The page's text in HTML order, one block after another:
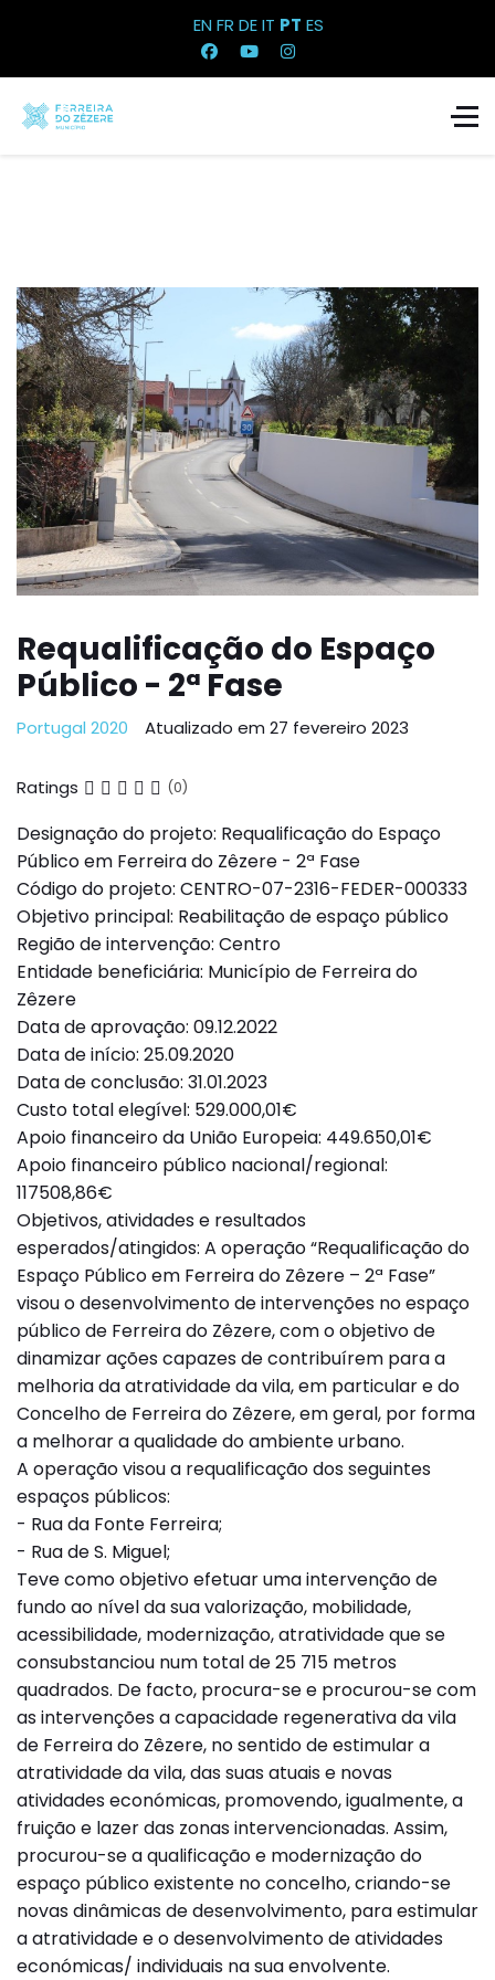
EN FR DEIT PT ES
Requalificação do Espaço
Público - 2ª Fase
Portugal 2020 Atualizado em 27 fevereiro 2023
Ratings (0)
Designação do projeto: Requalificação do Espaço
Público em Ferreira do Zêzere - 2ª Fase
Código do projeto: CENTRO-07-2316-FEDER-000333
Objetivo principal: Reabilitação de espaço público
Região de intervenção: Centro
Entidade beneficiária: Município de Ferreira do
Zêzere
Data de aprovação: 09.12.2022
Data de início: 25.09.2020
Data de conclusão: 31.01.2023
Custo total elegível: 529.000,01€
Apoio financeiro da União Europeia: 449.650,01€
Apoio financeiro público nacional/regional:
117508,86€
Objetivos, atividades e resultados
esperados/atingidos: A operação “Requalificação do
Espaço Público em Ferreira do Zêzere – 2ª Fase”
visou o desenvolvimento de intervenções no espaço
público de Ferreira do Zêzere, com o objetivo de
dinamizar ações capazes de contribuírem para a
melhoria da atratividade da vila, em particular e do
Concelho de Ferreira do Zêzere, em geral, por forma
a melhorar a qualidade do ambiente urbano.
A operação visou a requalificação dos seguintes
espaços públicos:
- Rua da Fonte Ferreira;
- Rua de S. Miguel;
Teve como objetivo efetuar uma intervenção de
fundo ao nível da sua valorização, mobilidade,
acessibilidade, modernização, atratividade que se
consubstanciou num total de 25 715 metros
quadrados. De facto, procura-se e procurou-se com
as intervenções a capacidade regenerativa da vila
de Ferreira do Zêzere, no sentido de estimular a
atratividade da vila, das suas atuais e novas
atividades económicas, promovendo, igualmente, a
fruição e lazer das zonas intervencionadas. Assim,
procurou-se a qualificação e modernização do
espaço público existente no concelho, criando-se
novas dinâmicas de desenvolvimento, para estimular
a atratividade e o desenvolvimento de atividades
económicas/ individuais na sua envolvente.